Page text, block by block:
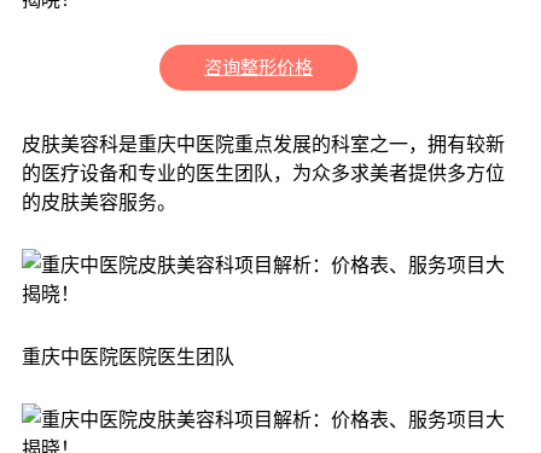
咨询整形价格
皮肤美容科是重庆中医院重点发展的科室之一，拥有较新
的医疗设备和专业的医生团队，为众多求美者提供多方位
的皮肤美容服务。
重庆中医院医院医生团队